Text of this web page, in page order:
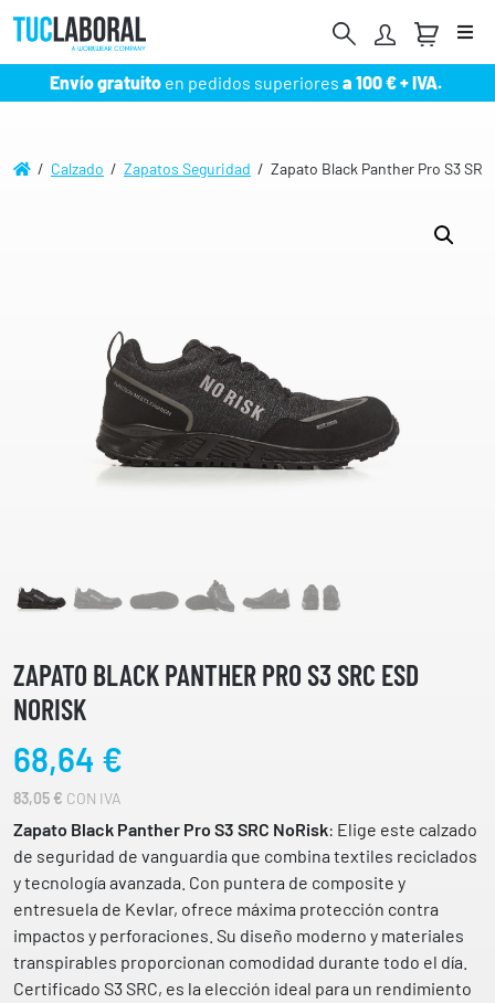
Envío gratuito en pedidos superiores a 100 € + IVA.
/ Calzado / Zapatos Seguridad / Zapato Black Panther Pro S3 SRC
ZAPATO BLACK PANTHER PRO S3 SRC ESD
NORISK
68,64 €
83,05 € CON IVA
Zapato Black Panther Pro S3 SRC NoRisk: Elige este calzado
de seguridad de vanguardia que combina textiles reciclados
y tecnología avanzada. Con puntera de composite y
entresuela de Kevlar, ofrece máxima protección contra
impactos y perforaciones. Su diseño moderno y materiales
transpirables proporcionan comodidad durante todo el día.
Certificado S3 SRC, es la elección ideal para un rendimiento